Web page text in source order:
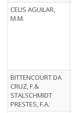
CELIS AGUILAR,
M.M.
BITTENCOURT DA
CRUZ, F.&
STALSCHMIDT
PRESTES, F.A.